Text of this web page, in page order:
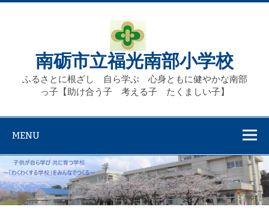
Skip
南砺市立福光南部小学校
ふるさとに根ざし 自ら学ぶ 心身ともに健やかな南部
っ子【助け合う子 考える子 たくましい子】
MENU